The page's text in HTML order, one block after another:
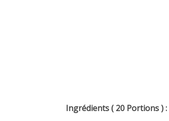
Ingrédients ( 20 Portions ) :